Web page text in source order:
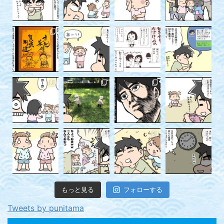
もっと見る フォローする
Tweets by punitama